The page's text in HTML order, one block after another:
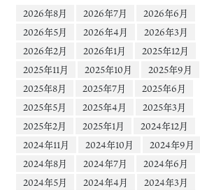
2026年8月
2026年7月
2026年6月
2026年5月
2026年4月
2026年3月
2026年2月
2026年1月
2025年12月
2025年11月
2025年10月
2025年9月
2025年8月
2025年7月
2025年6月
2025年5月
2025年4月
2025年3月
2025年2月
2025年1月
2024年12月
2024年11月
2024年10月
2024年9月
2024年8月
2024年7月
2024年6月
2024年5月
2024年4月
2024年3月